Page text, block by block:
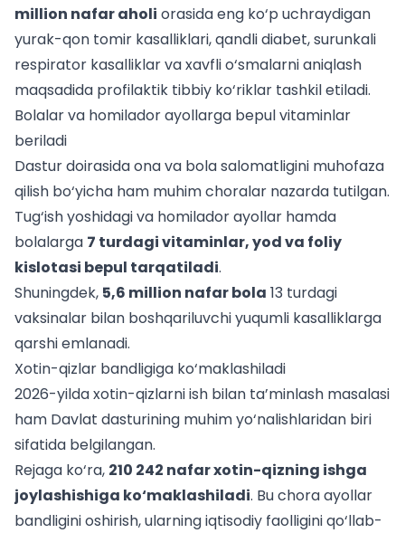
million nafar aholi orasida eng ko‘p uchraydigan
yurak-qon tomir kasalliklari, qandli diabet, surunkali
respirator kasalliklar va xavfli o‘smalarni aniqlash
maqsadida profilaktik tibbiy ko‘riklar tashkil etiladi.
Bolalar va homilador ayollarga bepul vitaminlar
beriladi
Dastur doirasida ona va bola salomatligini muhofaza
qilish bo‘yicha ham muhim choralar nazarda tutilgan.
Tug‘ish yoshidagi va homilador ayollar hamda
bolalarga 7 turdagi vitaminlar, yod va foliy
kislotasi bepul tarqatiladi.
Shuningdek, 5,6 million nafar bola 13 turdagi
vaksinalar bilan boshqariluvchi yuqumli kasalliklarga
qarshi emlanadi.
Xotin-qizlar bandligiga ko‘maklashiladi
2026-yilda xotin-qizlarni ish bilan ta’minlash masalasi
ham Davlat dasturining muhim yo‘nalishlaridan biri
sifatida belgilangan.
Rejaga ko‘ra, 210 242 nafar xotin-qizning ishga
joylashishiga ko‘maklashiladi. Bu chora ayollar
bandligini oshirish, ularning iqtisodiy faolligini qo‘llab-